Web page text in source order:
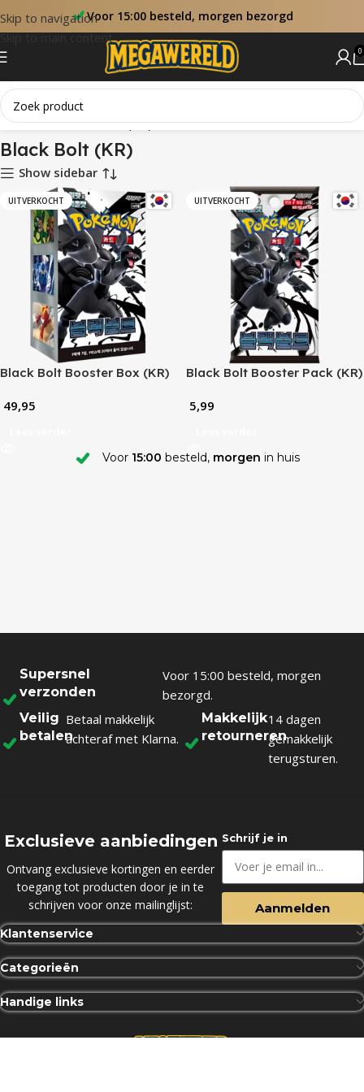
Skip to navigation
Skip to main content
Voor 15:00 besteld, morgen bezorgd
0
Home Sets Black Bolt (KR)
Black Bolt (KR)
Show sidebar
UITVERKOCHT
Black Bolt Booster Box (KR)
49,95
UITVERKOCHT
Black Bolt Booster Pack (KR)
5,99
Voor 15:00 besteld, morgen in huis
Supersnel
verzonden
Voor 15:00 besteld, morgen
bezorgd.
Veilig
betalen
Betaal makkelijk
achteraf met Klarna.
Makkelijk
retourneren
14 dagen
gemakkelijk
terugsturen.
Exclusieve aanbiedingen
Ontvang exclusieve kortingen en eerder
toegang tot producten door je in te
schrijven voor onze mailinglijst:
Schrijf je in
Aanmelden
Klantenservice
Categorieën
Handige links